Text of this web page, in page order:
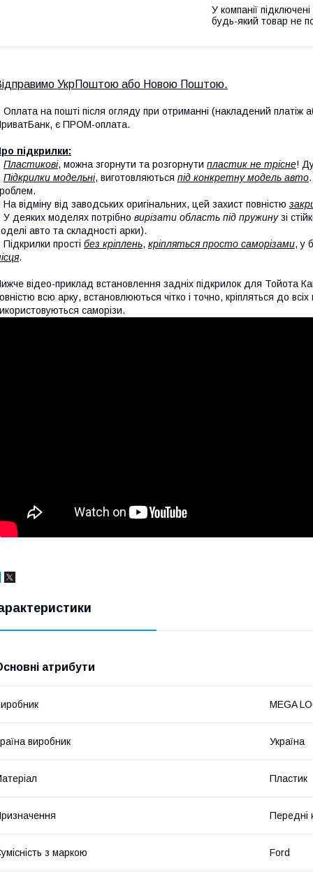
У компанії
будь-який товар не
УкрПоштою або Новою Поштою.
на пошті після огляду при отриманні (накладений платіж
є ПРОМ-оплата.
підкрилки:
Пластикові, можна згорнути та розгорнути пластик не трісне!
Підкрилки модельні, виготовляються під конкретну модель авто
відміну від заводських оригінальних, цей захист повністю
деяких моделях потрібно вирізати область під пружинузі
авто та складності арки).
прості без кріплень, кріпляться просто саморізами, у
.
відео-приклад встановлення задніх підкрилок для Тойота
всю арку, встановлюються чітко і точно, кріпляться до
саморізи.
атрибути
MEGA
виробник Україна
Пластик
Передні
з маркою Ford